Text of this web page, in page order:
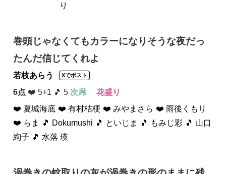
り
巻頭じゃなくてもカラーになりそうな夜だっ
たんだ信じてくれよ
若枝あらう Xでポスト
6点 ❤️ 5+1 🎵 5 次席
花盛り
❤️ 夏城海底 ❤️ 有村桔梗 ❤️ みやまさら ❤️ 雨後くもり
❤️ らま
🎵 Dokumushi 🎵 といじま 🎵 もみじ彩 🎵 山口
絢子 🎵 水落 瑛